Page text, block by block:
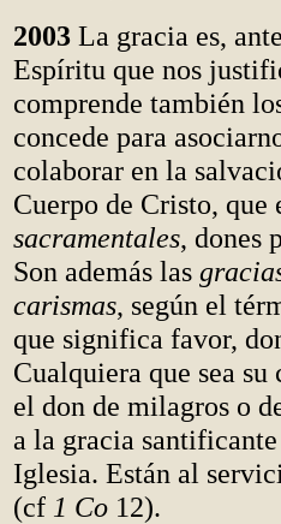
2003 La gracia es,
Espíritu que nos
comprende también
concede para
colaborar en la
Cuerpo de Cristo, que
sacramentales, dones
Son además las
carismas, según el
que significa favor,
Cualquiera que sea
el don de milagros o
a la gracia
Iglesia. Están al
(cf 1 Co 12).